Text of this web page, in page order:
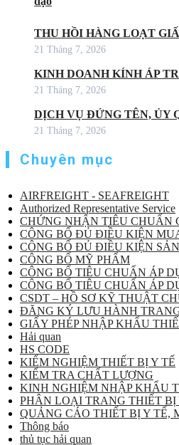
THU HỒI HÀNG LOẠT
21 Tháng 7, 2026
KINH DOANH KÍNH ÁP
21 Tháng 7, 2026
DỊCH VỤ ĐỨNG TÊN, ỦY
21 Tháng 7, 2026
Chuyên mục
AIRFREIGHT - SEAFREIGHT
Authorized Representative Service
CHỨNG NHẬN TIÊU CHUẨN
CÔNG BỐ ĐỦ ĐIỀU KIỆN
CÔNG BỐ ĐỦ ĐIỀU KIỆN
CÔNG BỐ MỸ PHẨM
CÔNG BỐ TIÊU CHUẨN ÁP
CÔNG BỐ TIÊU CHUẨN ÁP
CSDT – HỒ SƠ KỸ THUẬT
ĐĂNG KÝ LƯU HÀNH
GIẤY PHÉP NHẬP KHẨU
Hải quan
HS CODE
KIỂM NGHIỆM THIẾT BỊ Y TẾ
KIỂM TRA CHẤT LƯỢNG
KINH NGHIỆM NHẬP KHẨU
PHÂN LOẠI TRANG THIẾT BỊ
QUẢNG CÁO THIẾT BỊ Y TẾ,
Thông báo
thủ tục hải quan